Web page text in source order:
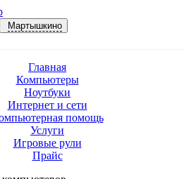
Мартышкино
Главная
Компьютеры
Ноутбуки
Интернет и сети
помощь
Услуги
Игровые рули
Прайс